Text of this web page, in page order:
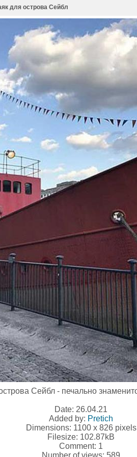
для острова Сейбл
Сейбл - печально
Date: 26.04.21
Added by: Pretich
Dimensions: 1100 x 826 pixels
Filesize: 102.87kB
Comment: 1
Number of views: 589